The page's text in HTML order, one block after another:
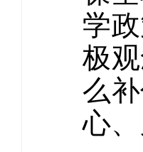
学
极
么
心